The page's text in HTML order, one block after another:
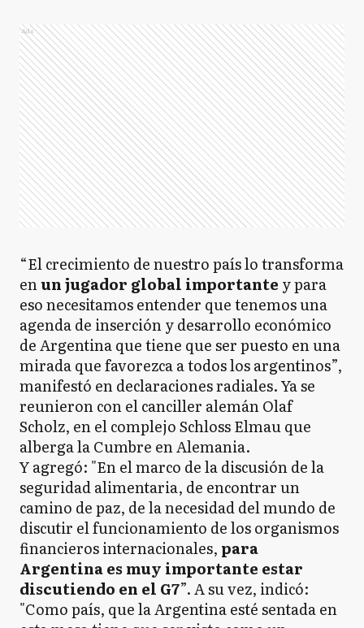
Ads
“El crecimiento de nuestro país lo transforma
enun jugador global importante y para
eso necesitamos entender que tenemos una
agenda de inserción y desarrollo económico
de Argentina que tiene que ser puesto en una
mirada que favorezca a todos los argentinos”,
manifestó en declaraciones radiales. Ya se
reunieron con el canciller alemán Olaf
Scholz, en el complejo Schloss Elmau que
alberga la Cumbre en Alemania.
Y agregó: "En el marco de la discusión de la
seguridad alimentaria, de encontrar un
camino de paz, de la necesidad del mundo de
discutir el funcionamiento de los organismos
financieros internacionales, para
Argentina es muy importante estar
discutiendo en el G7”. A su vez, indicó:
"Como país, que la Argentina esté sentada en